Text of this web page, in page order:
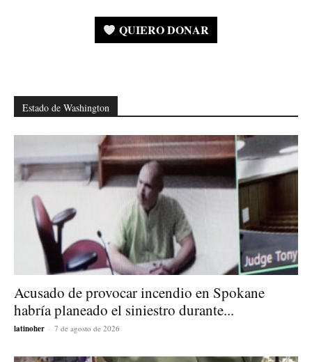
QUIERO DONAR
Estado de Washington
Acusado de provocar incendio en Spokane
habría planeado el siniestro durante...
latinoher - 7 de agosto de 2026